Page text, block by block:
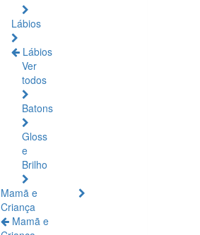
Lábios
Lábios
Ver
todos
Batons
Gloss
e
Brilho
Mamã e
Criança
Mamã e